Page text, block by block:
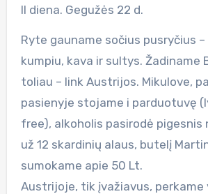
II diena. Gegužės 22 d.
Ryte gauname sočius pusryčius
kumpiu, kava ir sultys. Žadiname
toliau – link Austrijos. Mikulove,
pasienyje stojame i parduotuvę
free), alkoholis pasirodė pigesnis
už 12 skardinių alaus, butelį
sumokame apie 50 Lt.
Austrijoje, tik įvažiavus, perkame